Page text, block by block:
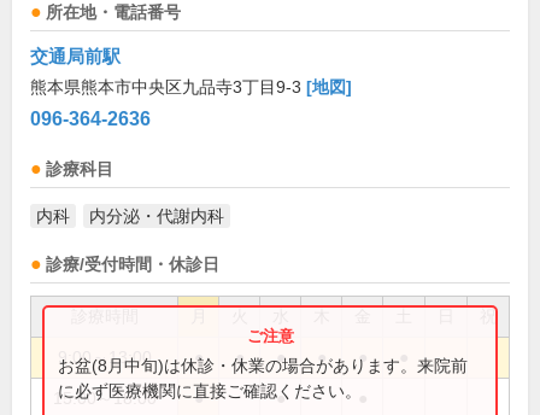
所在地・電話番号
交通局前駅
熊本県熊本市中央区九品寺3丁目9-3 [地図]
096-364-2636
診療科目
内科 内分泌・代謝内科
診療/受付時間・休診日
祝
9:00～13:00 ● ● ● ● ●
15:00～18:00 ● ●
お盆(8月中旬)は休診・休業の場合があります。来院前
に必ず医療機関に直接ご確認ください。